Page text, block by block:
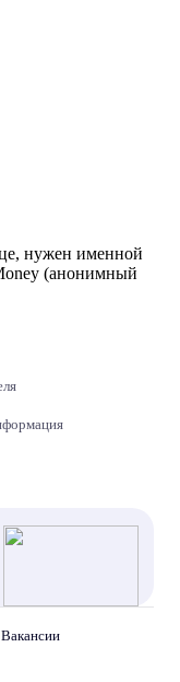
нужен именной
(анонимный
Вакансии